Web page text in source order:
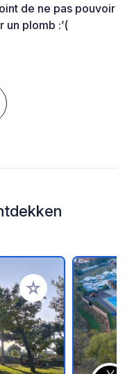
de ne pas pouvoir
un plomb :’(
Voeg toe aan je